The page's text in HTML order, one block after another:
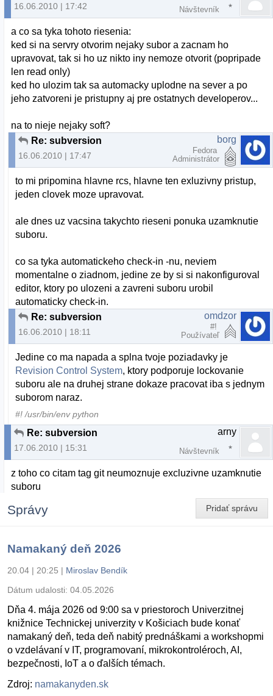
16.06.2010 | 17:42 Návštevník
a co sa tyka tohoto riesenia:
ked si na servry otvorim nejaky subor a zacnam ho
upravovat, tak si ho uz nikto iny nemoze otvorit (popripade
len read only)
ked ho ulozim tak sa automacky uplodne na sever a po
jeho zatvoreni je pristupny aj pre ostatnych developerov...
na to nieje nejaky soft?
Re: subversion
16.06.2010 | 17:47
borg
Fedora
Administrátor
to mi pripomina hlavne rcs, hlavne ten exluzivny pristup,
jeden clovek moze upravovat.
ale dnes uz vacsina takychto rieseni ponuka uzamknutie
suboru.
co sa tyka automatickeho check-in -nu, neviem
momentalne o ziadnom, jedine ze by si si nakonfiguroval
editor, ktory po ulozeni a zavreni suboru urobil
automaticky check-in.
Re: subversion
16.06.2010 | 18:11
omdzor
#!
Používateľ
Jedine co ma napada a splna tvoje poziadavky je
Revision Control System, ktory podporuje lockovanie
suboru ale na druhej strane dokaze pracovat iba s jednym
suborom naraz.
#! /usr/bin/env python
Re: subversion
17.06.2010 | 15:31
arny
Návštevník
z toho co citam tag git neumoznuje excluzivne uzamknutie
suboru
Pridať správu
Správy
Namakaný deň 2026
20.04 | 20:25 | Miroslav Bendík
Dátum udalosti: 04.05.2026
Dňa 4. mája 2026 od 9:00 sa v priestoroch Univerzitnej
knižnice Technickej univerzity v Košiciach bude konať
namakaný deň, teda deň nabitý prednáškami a workshopmi
o vzdelávaní v IT, programovaní, mikrokontroléroch, AI,
bezpečnosti, IoT a o ďalších témach.
Zdroj: namakanyden.sk